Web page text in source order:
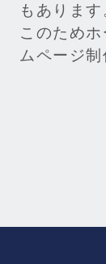
もあります
このため
ムページ